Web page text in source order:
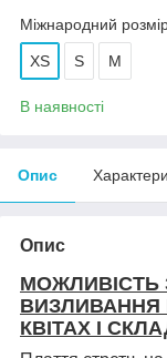
Міжнародний
XS S M
В наявності
Опис
Опис
МОЖЛИВІСТЬ
ВИЗЛИВАННЯ
КВІТАХ І